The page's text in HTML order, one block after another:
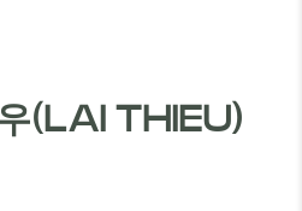
(LAI THIEU)